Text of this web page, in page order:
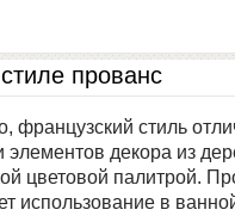
прованс
французский стиль
элементов декора из
цветовой палитрой.
использование в